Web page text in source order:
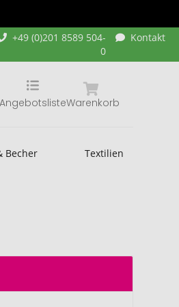
+49 (0)201 8589 504-
0
Kontakt
Warenkorb
Angebotsliste
Becher Textilien